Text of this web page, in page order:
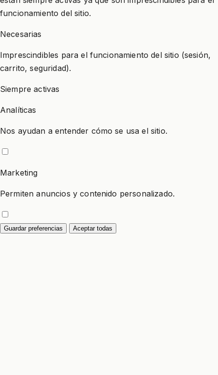
funcionamiento del sitio.
Necesarias
Imprescindibles para el funcionamiento del sitio (sesión,
carrito, seguridad).
Siempre activas
Analíticas
Nos ayudan a entender cómo se usa el sitio.
Marketing
Permiten anuncios y contenido personalizado.
Guardar preferencias Aceptar todas